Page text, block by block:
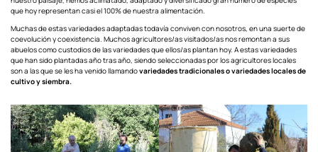
que hoy representan casi el 100% de nuestra alimentación.
Muchas de estas variedades adaptadas todavía conviven con nosotros, en una suerte de
coevolución y coexistencia. Muchos agricultores/as visitados/as nos remontan a sus
abuelos como custodios de las variedades que ellos/as plantan hoy. A estas variedades
que han sido plantadas año tras año, siendo seleccionadas por los agricultores locales
son a las que se les ha venido llamandovariedades tradicionales o variedades locales de
cultivo y siembra.